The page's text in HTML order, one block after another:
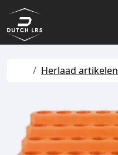
Skip to content
Skip to footer
Home
Herlaad artikelen